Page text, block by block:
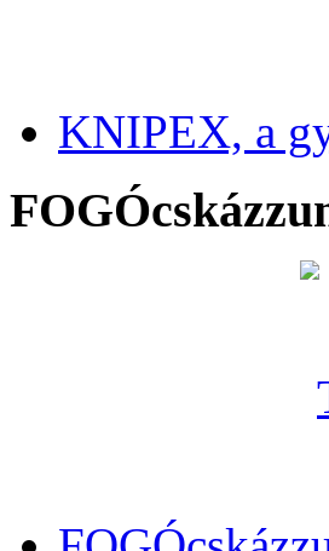
KNIPEX, a